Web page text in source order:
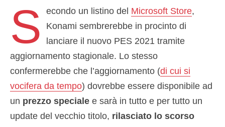
S econdo un listino del Microsoft Store,
Konami sembrerebbe in procinto di
lanciare il nuovo PES 2021 tramite
aggiornamento stagionale. Lo stesso
confermerebbe che l’aggiornamento (di cui si
vocifera da tempo) dovrebbe essere disponibile ad
un prezzo speciale e sarà in tutto e per tutto un
update del vecchio titolo, rilasciato lo scorso